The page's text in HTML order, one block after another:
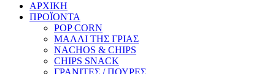
ΑΡΧΙΚΗ
ΠΡΟΪΟΝΤΑ
POP CORN
ΜΑΛΛΙ ΤΗΣ ΓΡΙΑΣ
NACHOS & CHIPS
CHIPS SNACK
ΓΡΑΝΙΤΕΣ / ΠΟΥΡΕΣ